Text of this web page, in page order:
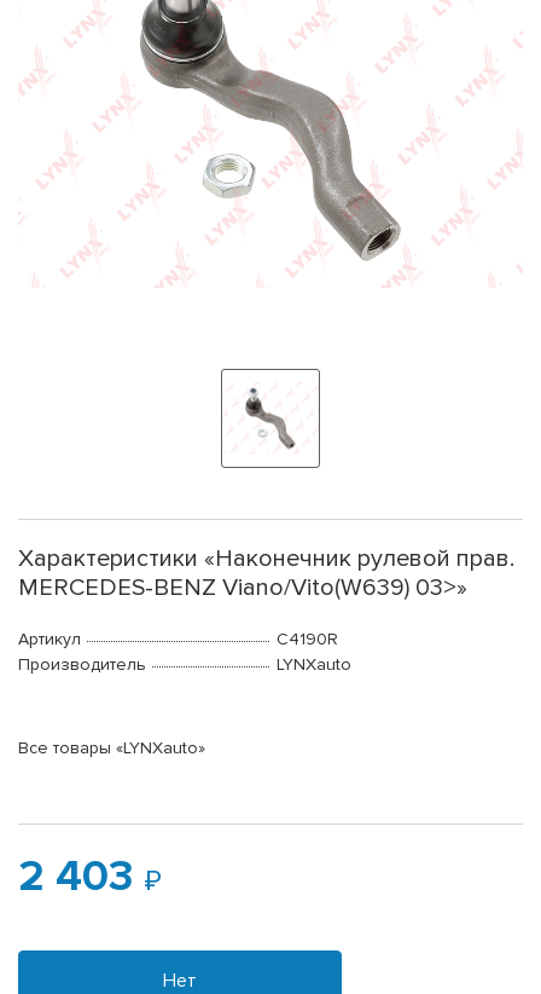
Характеристики «Наконечник рулевой прав.
MERCEDES-BENZ Viano/Vito(W639) 03>»
Артикул
C4190R
Производитель
LYNXauto
Все товары «LYNXauto»
2 403
Нет